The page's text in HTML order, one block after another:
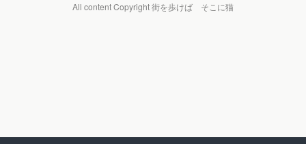
All content Copyright 街を歩けば そこに猫